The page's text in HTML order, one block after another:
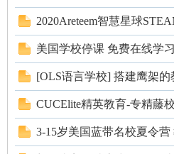
2020Areteem智慧星球
美国学校停课 免费在线学
[OLS语言学校] 搭建鹰架的
CUCElite精英教育-专精藤
3-15岁美国蓝带名校夏令营